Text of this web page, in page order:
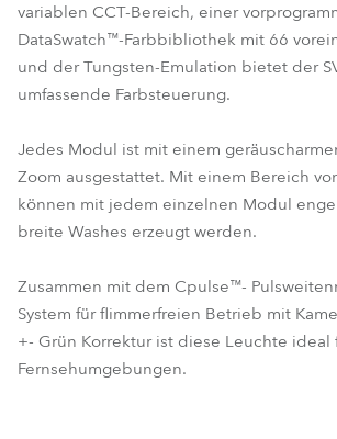
variablen CCT-Bereich, einer
DataSwatch™-Farbbibliothek mit 66
und der Tungsten-Emulation bietet der
umfassende Farbsteuerung.
Jedes Modul ist mit einem
Zoom ausgestattet. Mit einem Bereich
können mit jedem einzelnen Modul
breite Washes erzeugt werden.
Zusammen mit dem Cpulse™-
System für flimmerfreien Betrieb mit
+- Grün Korrektur ist diese Leuchte ideal
Fernsehumgebungen.